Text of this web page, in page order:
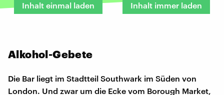
Inhalt einmal laden Inhalt immer laden
Alkohol-Gebete
Die Bar liegt im Stadtteil Southwark im Süden von
London. Und zwar um die Ecke vom Borough Market,